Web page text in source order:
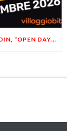
VILLAGGIO BITCOIN, “OPEN DAY 5”: LEONARDO FACCO OSPITE A BRESCIA